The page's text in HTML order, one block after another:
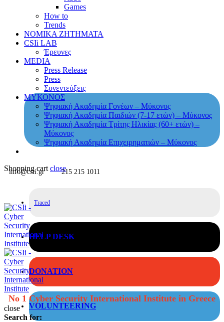
Games
How to
Trends
ΝΟΜΙΚΑ ΖΗΤΗΜΑΤΑ
CSIi LAB
Έρευνες
MEDIA
Press Release
Press
Συνεντεύξεις
ΜΥΚΟΝΟΣ
Ψηφιακή Ακαδημία Γονέων – Μύκονος
Ψηφιακή Ακαδημία Παιδιών (7-17 ετών) – Μύκονος
Ψηφιακή Ακαδημία Τρίτης Ηλικίας (60+ ετών) –
Μύκονος
Ψηφιακή Ακαδημία Επιχειρηματιών – Μύκονος
Shopping cart close
info@csii.gr 215 215 1011
Traced
HELP DESK
DONATION
VOLUNTEERING
No 1 Cyber Security International Institute in Greece
close
Search for: